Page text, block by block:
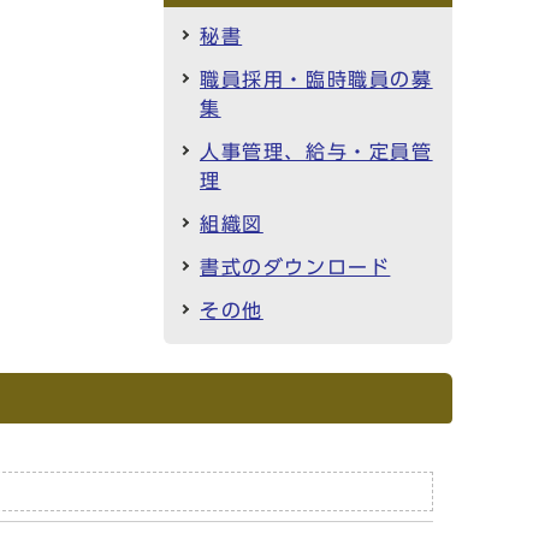
秘書
職員採用・臨時職員の募
集
人事管理、給与・定員管
理
組織図
書式のダウンロード
その他